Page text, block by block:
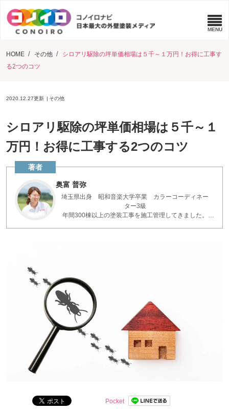
HOME その他
シロアリ駆除の坪単価相場は５千～１万円！お得に工事す
る2つのコツ
2020.12.27更新 その他
シロアリ駆除の坪単価相場は５千～１
万円！お得に工事する2つのコツ
奥富 普弥
埼玉県出身 昭和音楽大学卒業 カラーコーディネー
ター3級
年間300棟以上の塗装工事を施工管理してきました。
Pocket